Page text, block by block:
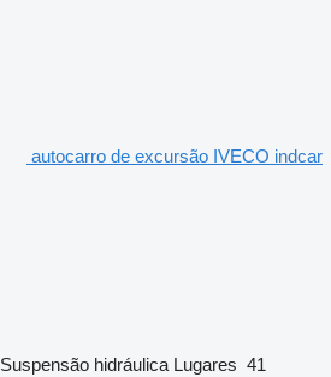
autocarro de excursão IVECO indcar
Suspensão hidráulica Lugares 41